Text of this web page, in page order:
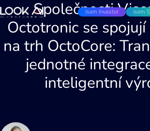
Jsem Investor Jsem
Společnosti
Octotronic se
na trh OctoCore:
jednotné
inteligentní